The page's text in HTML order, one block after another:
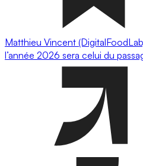
Matthieu Vincent
l’année 2026 sera celui du